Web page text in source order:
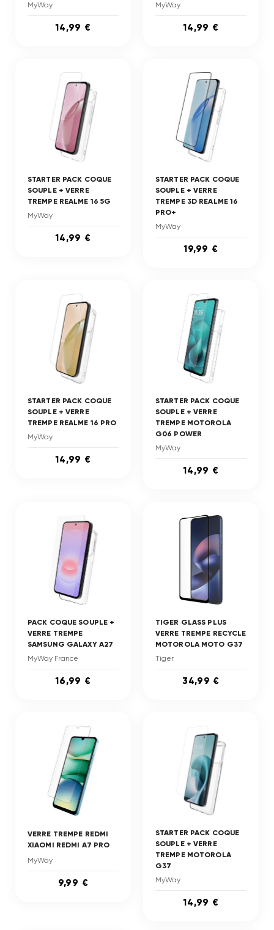
MyWay
14,99 €
MyWay
14,99 €
STARTER PACK COQUE
SOUPLE + VERRE
TREMPE REALME 16 5G
MyWay
14,99 €
STARTER PACK COQUE
SOUPLE + VERRE
TREMPE 3D REALME 16
PRO+
MyWay
19,99 €
STARTER PACK COQUE
SOUPLE + VERRE
TREMPE REALME 16 PRO
MyWay
14,99 €
STARTER PACK COQUE
SOUPLE + VERRE
TREMPE MOTOROLA
G06 POWER
MyWay
14,99 €
PACK COQUE SOUPLE +
VERRE TREMPE
SAMSUNG GALAXY A27
MyWay France
16,99 €
TIGER GLASS PLUS
VERRE TREMPE RECYCLE
MOTOROLA MOTO G37
Tiger
34,99 €
VERRE TREMPE REDMI
XIAOMI REDMI A7 PRO
MyWay
9,99 €
STARTER PACK COQUE
SOUPLE + VERRE
TREMPE MOTOROLA
G37
MyWay
14,99 €